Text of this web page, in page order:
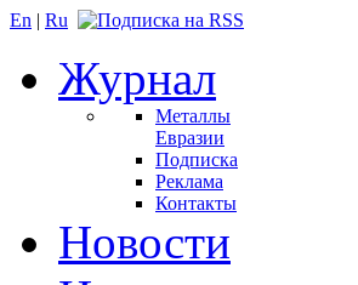
En | Ru
Журнал
Металлы
Евразии
Подписка
Реклама
Контакты
Новости